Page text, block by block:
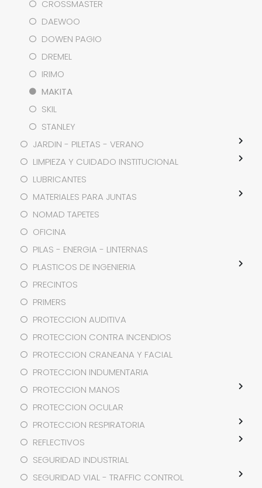
CROSSMASTER
DAEWOO
DOWEN PAGIO
DREMEL
IRIMO
MAKITA
SKIL
STANLEY
JARDIN - PILETAS - VERANO
LIMPIEZA Y CUIDADO INSTITUCIONAL
LUBRICANTES
MATERIALES PARA JUNTAS
NOMAD TAPETES
OFICINA
PILAS - ENERGIA - LINTERNAS
PLASTICOS DE INGENIERIA
PRECINTOS
PRIMERS
PROTECCION AUDITIVA
PROTECCION CONTRA INCENDIOS
PROTECCION CRANEANA Y FACIAL
PROTECCION INDUMENTARIA
PROTECCION MANOS
PROTECCION OCULAR
PROTECCION RESPIRATORIA
REFLECTIVOS
SEGURIDAD INDUSTRIAL
SEGURIDAD VIAL - TRAFFIC CONTROL